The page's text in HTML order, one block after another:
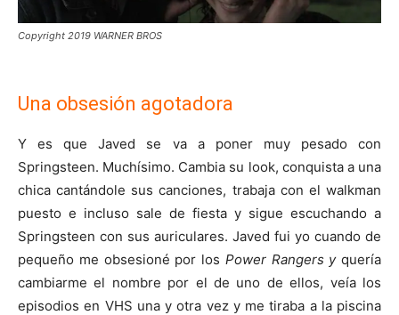
Copyright 2019 WARNER BROS
Una obsesión agotadora
Y es que Javed se va a poner muy pesado con
Springsteen. Muchísimo. Cambia su look, conquista a una
chica cantándole sus canciones, trabaja con el walkman
puesto e incluso sale de fiesta y sigue escuchando a
Springsteen con sus auriculares. Javed fui yo cuando de
pequeño me obsesioné por los Power Rangers yquería
cambiarme el nombre por el de uno de ellos, veía los
episodios en VHS una y otra vez y me tiraba a la piscina